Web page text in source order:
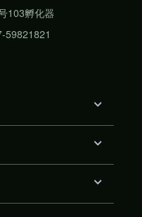
103孵化器
59821821